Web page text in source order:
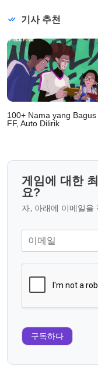
기사 추천
100+ Nama yang
FF, Auto Dilirik
게임에 대한
요?
자, 아래에 이메일을
구독하다